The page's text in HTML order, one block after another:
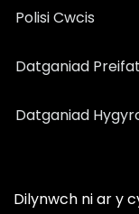
Polisi Cwcis
Datganiad
Datganiad
Dilynwch ni ar y